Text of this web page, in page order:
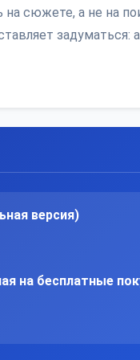
сюжете, а не на
версия)
на бесплатные